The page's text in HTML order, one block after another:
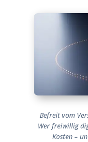
Befreit vom
Wer freiwillig
Kosten –